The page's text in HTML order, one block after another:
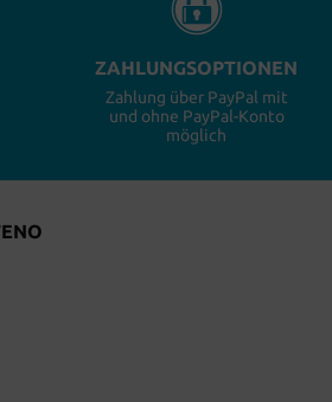
ZAHLUNGSOPTIONEN
Zahlung über PayPal mit
und ohne PayPal-Konto
möglich